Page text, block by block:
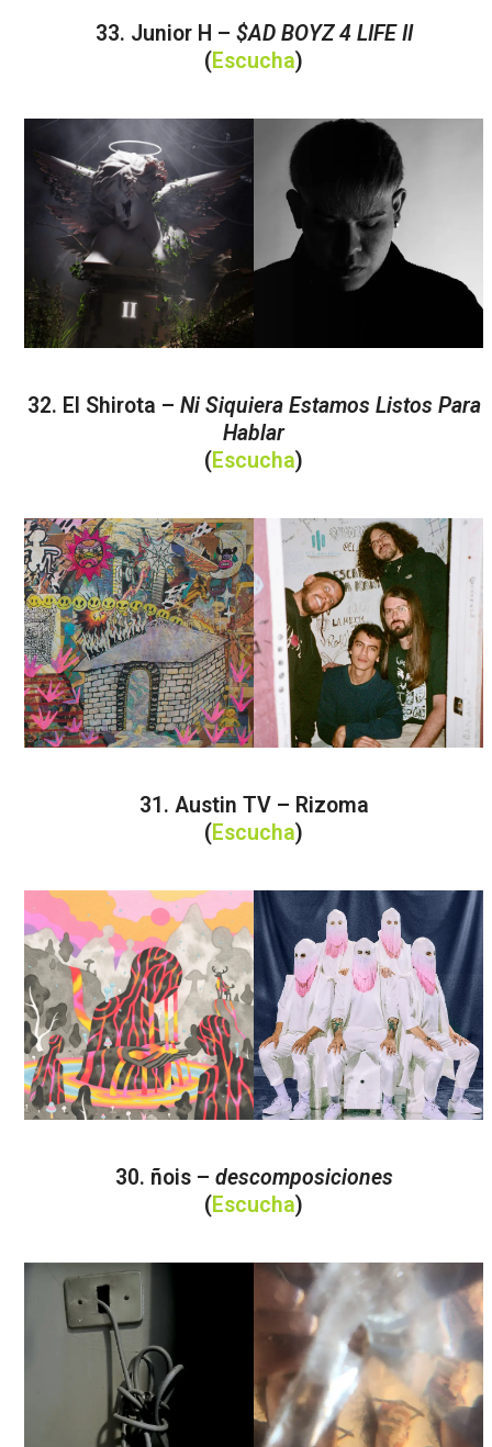
33. Junior H – $AD BOYZ 4 LIFE II
(Escucha)
32. El Shirota – Ni Siquiera Estamos Listos Para
Hablar
(Escucha)
31. Austin TV – Rizoma
(Escucha)
30. ñois – descomposiciones
(Escucha)